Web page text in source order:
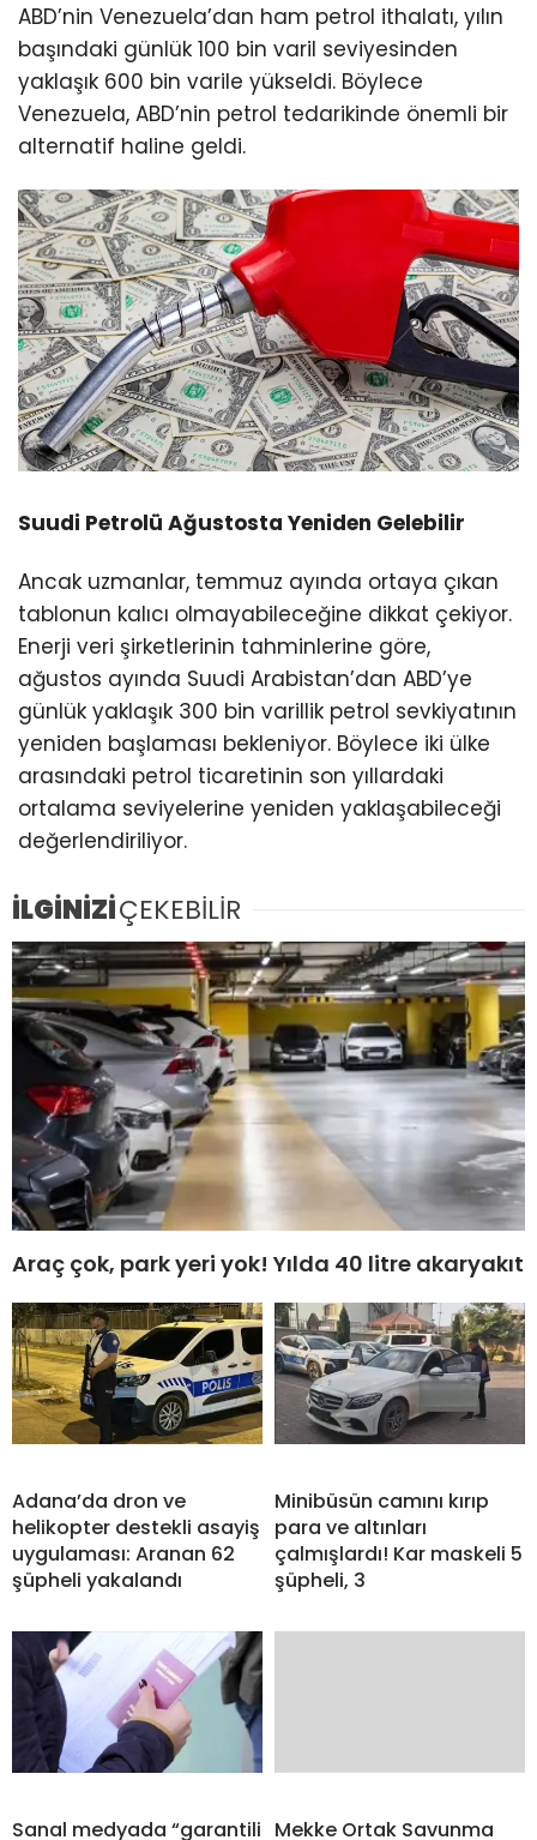
ABD’nin Venezuela’dan ham petrol ithalatı, yılın
başındaki günlük 100 bin varil seviyesinden
yaklaşık 600 bin varile yükseldi. Böylece
Venezuela, ABD’nin petrol tedarikinde önemli bir
alternatif haline geldi.
Suudi Petrolü Ağustosta Yeniden Gelebilir
Ancak uzmanlar, temmuz ayında ortaya çıkan
tablonun kalıcı olmayabileceğine dikkat çekiyor.
Enerji veri şirketlerinin tahminlerine göre,
ağustos ayında Suudi Arabistan’dan ABD’ye
günlük yaklaşık 300 bin varillik petrol sevkiyatının
yeniden başlaması bekleniyor. Böylece iki ülke
arasındaki petrol ticaretinin son yıllardaki
ortalama seviyelerine yeniden yaklaşabileceği
değerlendiriliyor.
İLGİNİZİÇEKEBİLİR
Araç çok, park yeri yok! Yılda 40 litre akaryakıt
Adana’da dron ve
helikopter destekli asayiş
uygulaması: Aranan 62
şüpheli yakalandı
Minibüsün camını kırıp
para ve altınları
çalmışlardı! Kar maskeli 5
şüpheli, 3
Sanal medyada “garantili Mekke Ortak Savunma